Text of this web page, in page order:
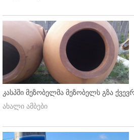
კასპში მეზობელმა მეზობელს გზა
ახალი ამბები